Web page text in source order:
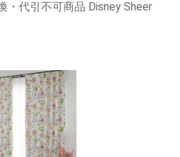
・代引不可商品 Disney Sheer